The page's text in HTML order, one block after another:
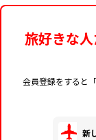
旅好きな
会員登録をすると
新